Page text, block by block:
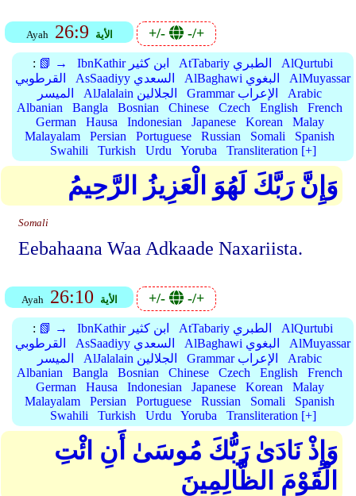
Ayah 26:9 الأية +/- -/+
: 📗 → IbnKathir ابن كثير AtTabariy الطبري
AlQurtubi
القرطوبي
AsSaadiyy السعدي AlBaghawi البغوي
AlMuyassar
الميسر
AlJalalain الجلالين Grammar الإعراب
Arabic
Albanian
Bangla Bosnian Chinese Czech English
French
German
Hausa Indonesian Japanese Korean
Malay
Malayalam
Persian Portuguese Russian Somali
Spanish
Swahili
Turkish Urdu Yoruba Transliteration [+]
وَإِنَّ رَبَّكَ لَهُوَ الْعَزِيزُ الرَّحِيمُ
Somali
Eebahaana Waa Adkaade Naxariista.
Ayah 26:10 الأية +/- -/+
: 📗 → IbnKathir ابن كثير AtTabariy الطبري
AlQurtubi
القرطوبي
AsSaadiyy السعدي AlBaghawi البغوي
AlMuyassar
الميسر
AlJalalain الجلالين Grammar الإعراب
Arabic
Albanian
Bangla Bosnian Chinese Czech English
French
German
Hausa Indonesian Japanese Korean
Malay
Malayalam
Persian Portuguese Russian Somali
Spanish
Swahili
Turkish Urdu Yoruba Transliteration [+]
وَإِذْ نَادَىٰ رَبُّكَ مُوسَىٰ أَنِ ائْتِ
الْقَوْمَ الظَّالِمِينَ